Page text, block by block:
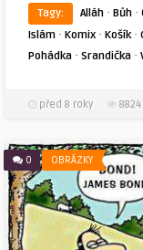
Tagy: Alláh · Bůh ·
Islám · Komix · Košík·
Pohádka · Srandička ·
před 8 roky 8824
0 OBRÁZKY